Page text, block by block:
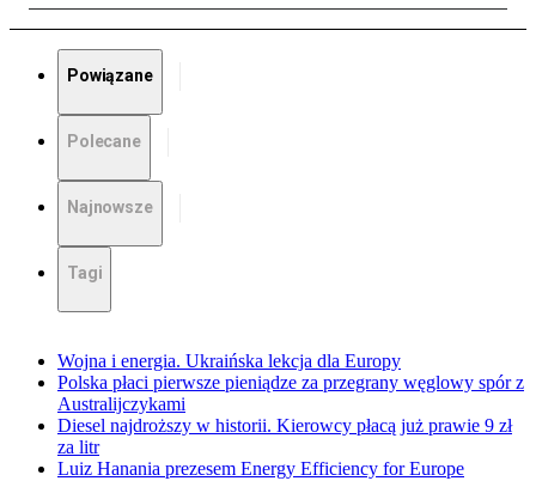
Powiązane
Polecane
Najnowsze
Tagi
Wojna i energia. Ukraińska lekcja dla Europy
Polska płaci pierwsze pieniądze za przegrany węglowy spór z
Australijczykami
Diesel najdroższy w historii. Kierowcy płacą już prawie 9 zł
za litr
Luiz Hanania prezesem Energy Efficiency for Europe